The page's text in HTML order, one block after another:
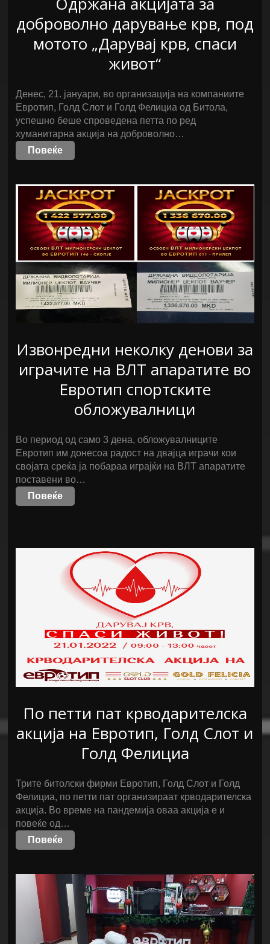
доброволно дарување крв, под
мотото „Дарувај крв, спаси
живот“
Денес, 21. јануари, во организација на компаниите
Евротип, Голд Слот и Голд Фелициа од Битола,
успешно беше спроведена петта по ред
хуманитарна акција на доброволно…
Повеќе
Извонредни неколку денови за
играчите на ВЛТ апаратите во
Евротип спортските
обложувалници
Во период од само 3 дена, обложувалниците
Евротип им донесоа радост на двајца играчи кои
својата среќа ја побараа играјќи на ВЛТ апаратите
поставени во…
Повеќе
По петти пат крводарителска
акција на Евротип, Голд Слот и
Голд Фелициа
Трите битолски фирми Евротип, Голд Слот и Голд
Фелициа, по петти пат организираат крводарителска
акција. Во време на пандемија оваа акција е и
повеќе од…
Повеќе